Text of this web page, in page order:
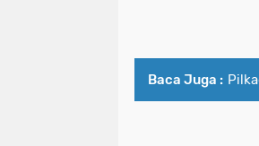
Baca Juga :